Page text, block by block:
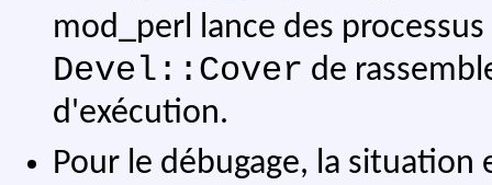
mod_perl lance des
Devel::Cover de
d'exécution.
Pour le débugage, la